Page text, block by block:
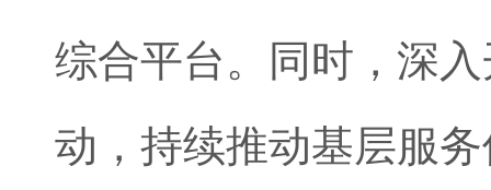
综合平台。同时，深
动，持续推动基层服